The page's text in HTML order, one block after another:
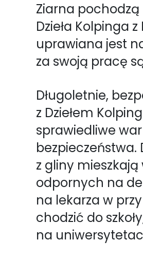
Ziarna
Dzieła Kolpinga
uprawiana jest
za swoją pracę
Długoletnie,
z Dziełem
sprawiedliwe
z gliny
odpornych na
na lekarza w
chodzić do
na